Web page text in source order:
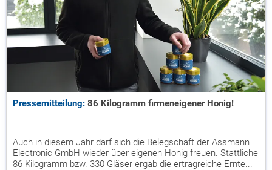
Pressemitteilung: 86 Kilogramm firmeneigener Honig!
Auch in diesem Jahr darf sich die Belegschaft der Assmann
Electronic GmbH wieder über eigenen Honig freuen. Stattliche
86 Kilogramm bzw. 330 Gläser ergab die ertragreiche Ernte...